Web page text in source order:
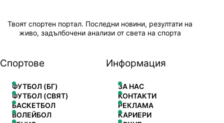
Твоят спортен портал. Последни новини, резултати на
живо, задълбочени анализи от света на спорта
Спортове
ФУТБОЛ (БГ)
ФУТБОЛ (СВЯТ)
БАСКЕТБОЛ
ВОЛЕЙБОЛ
Информация
ЗА НАС
КОНТАКТИ
РЕКЛАМА
КАРИЕРИ